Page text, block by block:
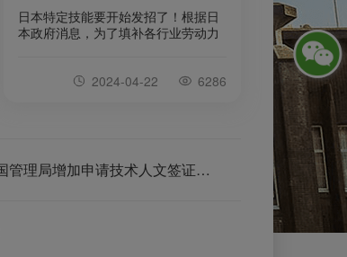
日本特定技能要开始发招了！根据日
本政府消息，为了填补各行业劳动力
能岗位就业，这些岗位主要集中在建
2024-04-22 6286
时事新闻|日本出入国管理局增加申请技术人文签证的提交材料